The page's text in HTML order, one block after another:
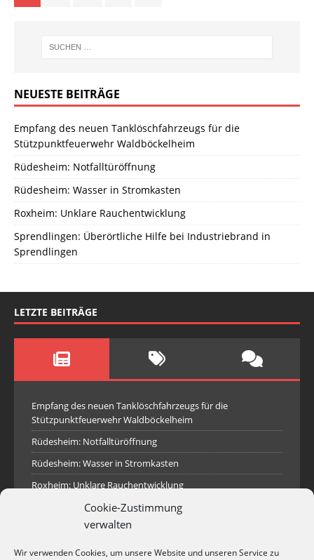
Cookie-Zustimmung
verwalten
Wir verwenden Cookies, um unsere Website und unseren Service zu
NEUESTE BEITRÄGE
Empfang des neuen Tanklöschfahrzeugs für die
Stützpunktfeuerwehr Waldböckelheim
Rüdesheim: Notfalltüröffnung
Rüdesheim: Wasser in Stromkasten
Roxheim: Unklare Rauchentwicklung
Sprendlingen: Überörtliche Hilfe bei Industriebrand in
Sprendlingen
LETZTE BEITRÄGE
Empfang des neuen Tanklöschfahrzeugs für die
Stützpunktfeuerwehr Waldböckelheim
Rüdesheim: Notfalltüröffnung
Rüdesheim: Wasser in Stromkasten
Roxheim: Unklare Rauchentwicklung
Sprendlingen: Überörtliche Hilfe bei Industriebrand in
Sprendlingen